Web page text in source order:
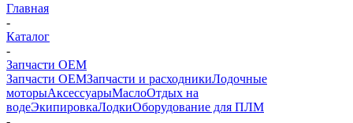
Главная
-
Каталог
-
Запчасти OEM
Запчасти OEMЗапчасти и расходникиЛодочные
моторыАксессуарыМаслоОтдых на
водеЭкипировкаЛодкиОборудование для ПЛМ